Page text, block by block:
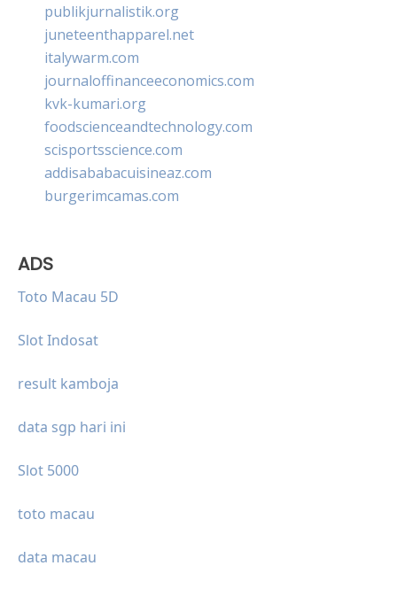
publikjurnalistik.org
juneteenthapparel.net
italywarm.com
journaloffinanceeconomics.com
kvk-kumari.org
foodscienceandtechnology.com
scisportsscience.com
addisababacuisineaz.com
burgerimcamas.com
ADS
Toto Macau 5D
Slot Indosat
result kamboja
data sgp hari ini
Slot 5000
toto macau
data macau